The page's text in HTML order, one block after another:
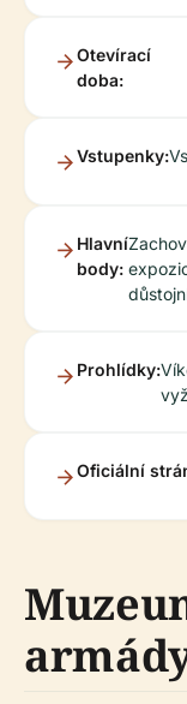
Otevírací
doba:
Vstupenky:
Hlavní
body:
Prohlídky:
Oficiální